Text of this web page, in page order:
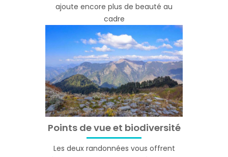
ajoute encore plus de beauté au
cadre
Points de vue et biodiversité
Les deux randonnées vous offrent